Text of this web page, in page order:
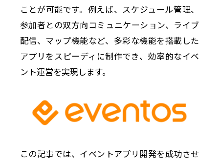
ことが可能です。例えば、スケジュール管理、
参加者との双方向コミュニケーション、ライブ
配信、マップ機能など、多彩な機能を搭載した
アプリをスピーディに制作でき、効率的なイベ
ント運営を実現します。
この記事では、イベントアプリ開発を成功させ